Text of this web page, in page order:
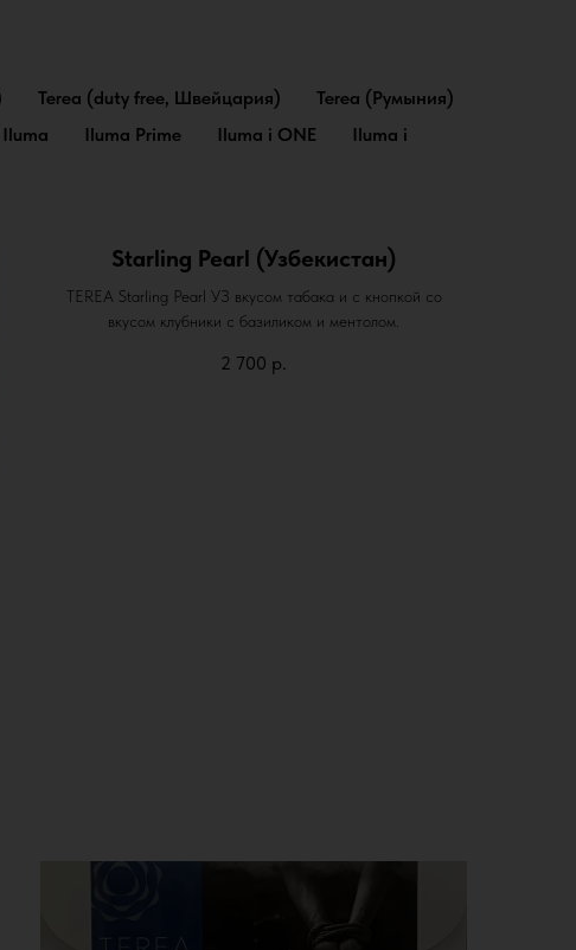
Terea (duty free, Швейцария)
Terea (Румыния)
Iluma Iluma Prime Iluma i ONE
Iluma i
Starling Pearl (Узбекистан)
TEREA Starling Pearl УЗ вкусом табака и с кнопкой со
вкусом клубники с базиликом и ментолом.
2 700 р.